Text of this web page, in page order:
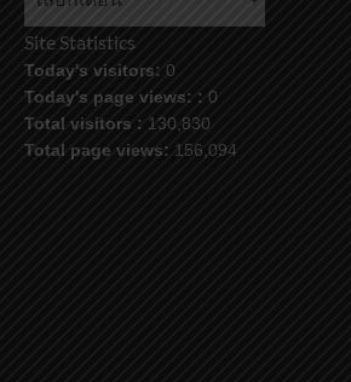
Site Statistics
Today's visitors: 0
Today's page views: : 0
Total visitors : 130,830
Total page views: 156,094